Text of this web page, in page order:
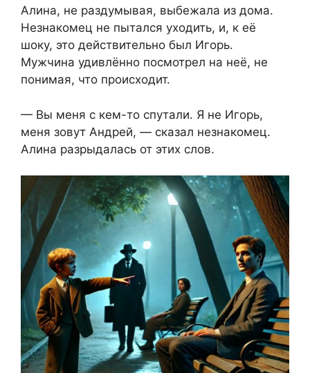
Алина, не раздумывая, выбежала из дома.
Незнакомец не пытался уходить, и, к её
шоку, это действительно был Игорь.
Мужчина удивлённо посмотрел на неё, не
понимая, что происходит.
— Вы меня с кем-то спутали. Я не Игорь,
меня зовут Андрей, — сказал незнакомец.
Алина разрыдалась от этих слов.